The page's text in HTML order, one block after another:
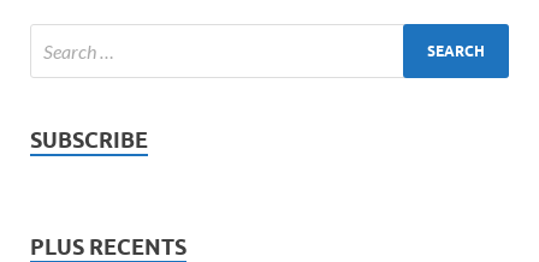
SUBSCRIBE
PLUS RECENTS